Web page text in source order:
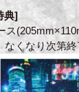
典]
ス
くなり次第終